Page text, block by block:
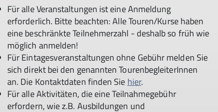
Für alle Veranstaltungen ist eine Anmeldung
erforderlich. Bitte beachten: Alle Touren/Kurse haben
eine beschränkte Teilnehmerzahl - deshalb so früh wie
möglich anmelden!
Für Eintagesveranstaltungen ohne Gebühr melden Sie
sich direkt bei den genannten TourenbegleiterInnen
an. Die Kontaktdaten finden Sie hier.
Für alle Aktivitäten, die eine Teilnahmegebühr
erfordern, wie z.B. Ausbildungen und